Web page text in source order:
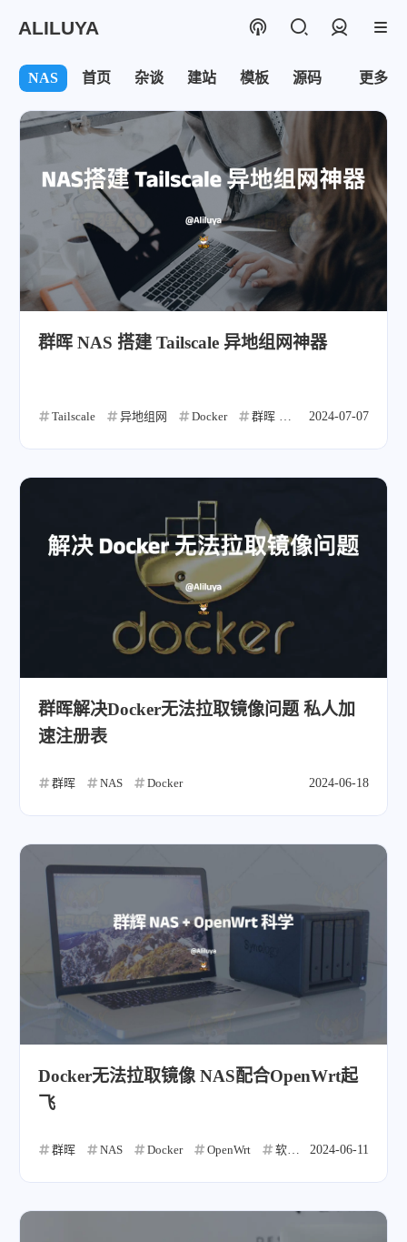
ALILUYA
首页 杂谈 建站 模板 源码 学习
NAS 更多
群晖 NAS 搭建 Tailscale 异地组网神器
Tailscale 异地组网 Docker 群晖 NAS 远程
2024-07-07
群晖解决Docker无法拉取镜像问题 私人加
速注册表
群晖 NAS Docker 2024-06-18
Docker无法拉取镜像 NAS配合OpenWrt起
飞
群晖 NAS Docker OpenWrt 软路由 科学
2024-06-11